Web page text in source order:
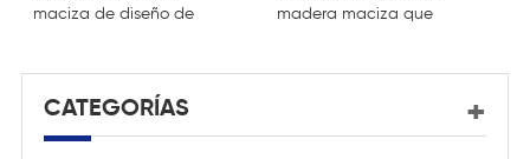
maciza de diseño de
madera maciza que
CATEGORÍAS